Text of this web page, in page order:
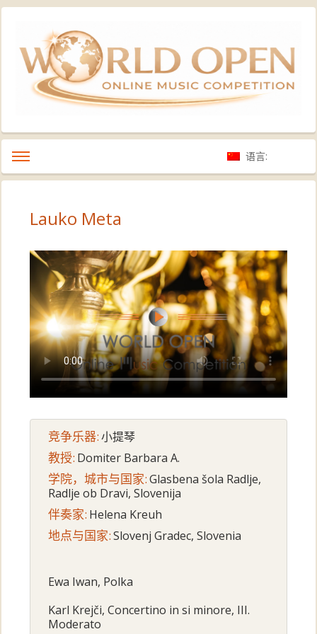
语言:
Lauko Meta
竞争乐器:小提琴
教授: Domiter Barbara A.
学院，城市与国家:Glasbena šola Radlje,
Radlje ob Dravi, Slovenija
伴奏家: Helena Kreuh
地点与国家:Slovenj Gradec, Slovenia
Ewa Iwan, Polka
Karl Krejči, Concertino in si minore, III.
Moderato